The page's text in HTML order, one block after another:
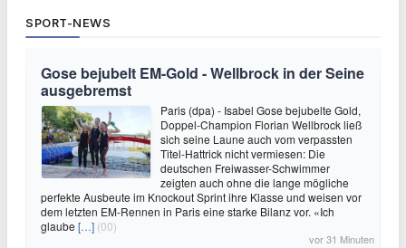
SPORT-NEWS
Gose bejubelt EM-Gold - Wellbrock in der Seine
ausgebremst
Paris (dpa) - Isabel Gose bejubelte Gold,
Doppel-Champion Florian Wellbrock ließ
sich seine Laune auch vom verpassten
Titel-Hattrick nicht vermiesen: Die
deutschen Freiwasser-Schwimmer
zeigten auch ohne die lange mögliche
perfekte Ausbeute im Knockout Sprint ihre Klasse und weisen vor
dem letzten EM-Rennen in Paris eine starke Bilanz vor. «Ich
glaube […] (00)
vor 31 Minuten